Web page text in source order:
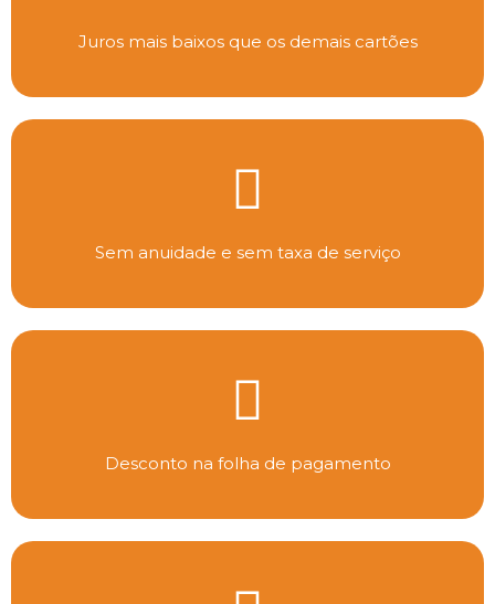
Juros mais baixos que os demais cartões
Sem anuidade e sem taxa de serviço
Desconto na folha de pagamento